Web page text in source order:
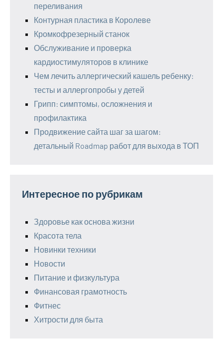
переливания
Контурная пластика в Королеве
Кромкофрезерный станок
Обслуживание и проверка
кардиостимуляторов в клинике
Чем лечить аллергический кашель ребенку:
тесты и аллергопробы у детей
Грипп: симптомы, осложнения и
профилактика
Продвижение сайта шаг за шагом:
детальный Roadmap работ для выхода в ТОП
Интересное по рубрикам
Здоровье как основа жизни
Красота тела
Новинки техники
Новости
Питание и физкультура
Финансовая грамотность
Фитнес
Хитрости для быта